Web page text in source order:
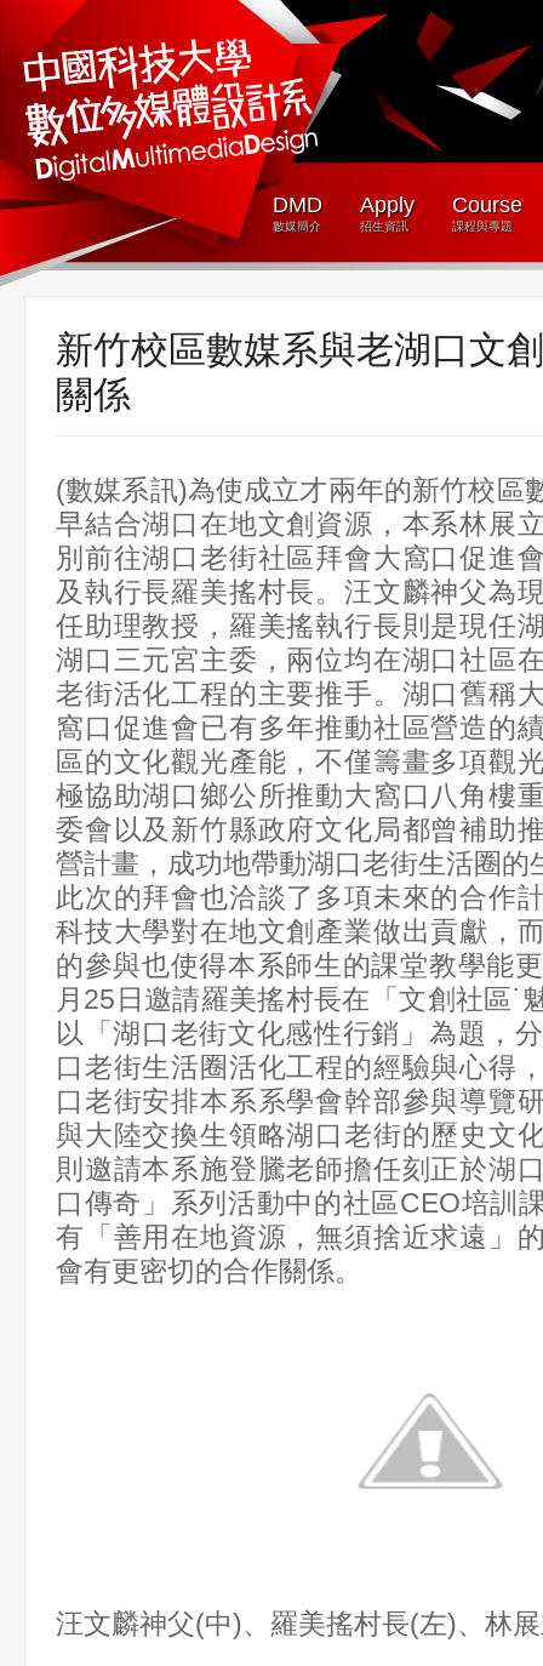
DMD
數媒簡介
Apply
招生資訊
Course
課程與專題
新竹校區數媒系與老湖口文
關係
(數媒系訊)為使成立才兩年的新竹校區
早結合湖口在地文創資源，本系林展
別前往湖口老街社區拜會大窩口促進
及執行長羅美搖村長。汪文麟神父為
任助理教授，羅美搖執行長則是現任
湖口三元宮主委，兩位均在湖口社區
老街活化工程的主要推手。湖口舊稱
窩口促進會已有多年推動社區營造的
區的文化觀光產能，不僅籌畫多項觀
極協助湖口鄉公所推動大窩口八角樓
委會以及新竹縣政府文化局都曾補助
營計畫，成功地帶動湖口老街生活圈的
此次的拜會也洽談了多項未來的合作
科技大學對在地文創產業做出貢獻，
的參與也使得本系師生的課堂教學能
月25日邀請羅美搖村長在「文創社區˙
以「湖口老街文化感性行銷」為題，
口老街生活圈活化工程的經驗與心得
口老街安排本系系學會幹部參與導覽
與大陸交換生領略湖口老街的歷史文
則邀請本系施登騰老師擔任刻正於湖
口傳奇」系列活動中的社區CEO培訓
有「善用在地資源，無須捨近求遠」
會有更密切的合作關係。
汪文麟神父(中)、羅美搖村長(左)、林